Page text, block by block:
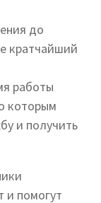
до
кратчайший
работы
которым
и получить
и помогут